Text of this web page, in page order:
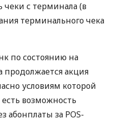
чеки с терминала (в
терминального чека
по состоянию на
продолжается акция
условиям которой
возможность
абонплаты за POS-